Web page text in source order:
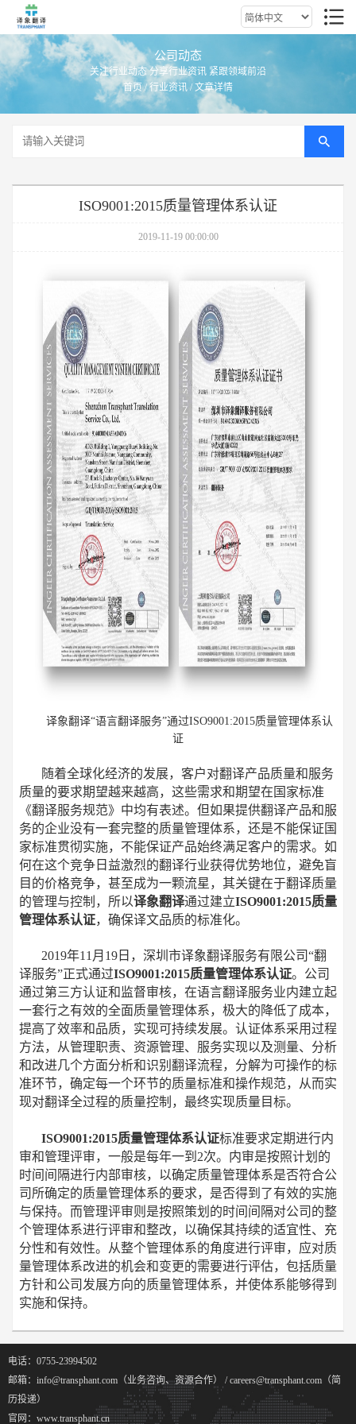
公司动态
关注行业动态 分享行业资讯 紧跟领域前沿
首页/行业资讯 / 文章详情
ISO9001:2015质量管理体系认证
2019-11-19 00:00:00
译象翻译“语言翻译服务”通过ISO9001:2015质量管理体系认
证
随着全球化经济的发展，客户对翻译产品质量和服务
质量的要求期望越来越高，这些需求和期望在国家标准
《翻译服务规范》中均有表述。但如果提供翻译产品和服
务的企业没有一套完整的质量管理体系，还是不能保证国
家标准贯彻实施，不能保证产品始终满足客户的需求。如
何在这个竞争日益激烈的翻译行业获得优势地位，避免盲
目的价格竞争，甚至成为一颗流星，其关键在于翻译质量
的管理与控制，所以译象翻译通过建立ISO9001:2015质量
管理体系认证，确保译文品质的标准化。
2019年11月19日，深圳市译象翻译服务有限公司“翻
译服务”正式通过ISO9001:2015质量管理体系认证。公司
通过第三方认证和监督审核，在语言翻译服务业内建立起
一套行之有效的全面质量管理体系，极大的降低了成本，
提高了效率和品质，实现可持续发展。认证体系采用过程
方法，从管理职责、资源管理、服务实现以及测量、分析
和改进几个方面分析和识别翻译流程，分解为可操作的标
准环节，确定每一个环节的质量标准和操作规范，从而实
现对翻译全过程的质量控制，最终实现质量目标。
ISO9001:2015质量管理体系认证标准要求定期进行内
审和管理评审，一般是每年一到2次。内审是按照计划的
时间间隔进行内部审核，以确定质量管理体系是否符合公
司所确定的质量管理体系的要求，是否得到了有效的实施
与保持。而管理评审则是按照策划的时间间隔对公司的整
个管理体系进行评审和整改，以确保其持续的适宜性、充
分性和有效性。从整个管理体系的角度进行评审，应对质
量管理体系改进的机会和变更的需要进行评估，包括质量
方针和公司发展方向的质量管理体系，并使体系能够得到
实施和保持。
电话：0755-23994502
邮箱：info@transphant.com（业务咨询、资源合作） / careers@transphant.com（简
历投递）
官网：www.transphant.cn